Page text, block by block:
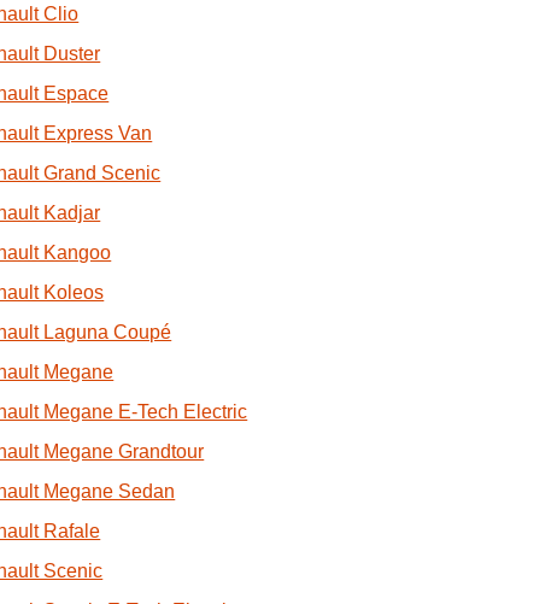
Clio
Duster
Espace
Express Van
Grand Scenic
Kadjar
Kangoo
Koleos
Laguna Coupé
Megane
Megane E-Tech Electric
Megane Grandtour
Megane Sedan
Rafale
Scenic